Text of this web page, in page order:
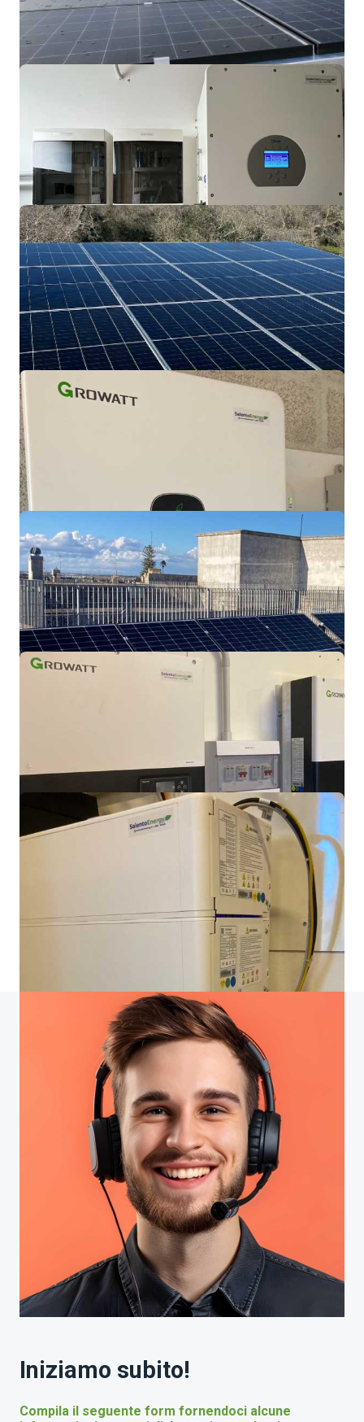
Palagiano (TA).
Impianto On Grid 38KWp con struttura
frangisole
Impianto residenziale
Castro (LE).
Impianto On Grid 8KWp con accumulo 15
kWh.
Impianto residenziale
Martano (LE).
On Grid 10KWp con accumulo 10KWh.
Impianto residenziale
Copertino (LE).
Impianto On Grid 6KWp con accumulo
10KWh.
Impianto industriale
Carpignano Sal. (LE). Impianto On Grid
20KWp.
Impianto On Grid 6KWp.
Carpignano Sal. (LE).
Impianto residenziale
Martina Franca (TA). Impianto On Grid
10KWp con accumulo 10KWh.
Iniziamo subito!
Compila il seguente form fornendoci alcune